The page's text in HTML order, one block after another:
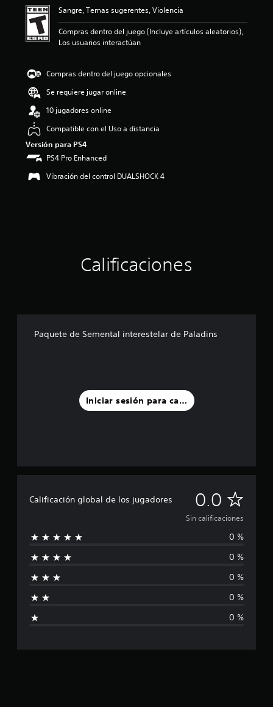
a
c
o
s
Sangre, Temas sugerentes, Violencia
Compras dentro del juego (Incluye artículos aleatorios),
Los usuarios interactúan
Compras dentro del juego opcionales
Se requiere jugar online
10 jugadores online
Compatible con el Uso a distancia
Versión para PS4
PS4 Pro Enhanced
Vibración del control DUALSHOCK 4
Calificaciones
Paquete de Semental interestelar de Paladins
Iniciar sesión para calificar
Calificación global de los jugadores 0.0 S
i
n
c
a
f
Sin calificaciones
0 %
0 %
0 %
0 %
0 %